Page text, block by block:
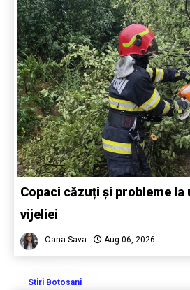
Copaci căzuți și probleme la
vijeliei
Oana Sava Aug 06, 2026
Stiri Botosani